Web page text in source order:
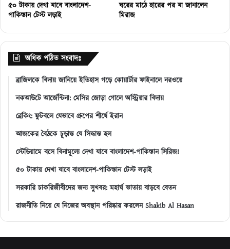
৫০ টাকায় দেখা যাবে বাংলাদেশ-
পাকিস্তান টেস্ট লড়াই
ঘরের মাঠে হারের পর যা জানালেন
মিরাজ
অধিক পঠিত সংবাদঃ
ব্রাজিলকে বিদায় জানিয়ে ইতিহাস গড়ে কোয়ার্টার ফাইনালে নরওয়ে
নকআউটে আর্জেন্টিনা: মেসির জোড়া গোলে অস্ট্রিয়ার বিদায়
ব্রেকিং: ফুটবলে যেভাবে গ্রুপের শীর্ষে ইরান
আজকের বৈঠকে চূড়ান্ত যে সিদ্ধান্ত হল
স্টেডিয়ামে বসে বিনামূল্যে দেখা যাবে বাংলাদেশ-পাকিস্তান সিরিজ!
৫০ টাকায় দেখা যাবে বাংলাদেশ-পাকিস্তান টেস্ট লড়াই
সরকারি চাকরিজীবীদের জন্য সুখবর: মহার্ঘ ভাতায় বাড়বে বেতন
রাজনীতি নিয়ে যে নিজের অবস্থান পরিষ্কার করলেন Shakib Al Hasan